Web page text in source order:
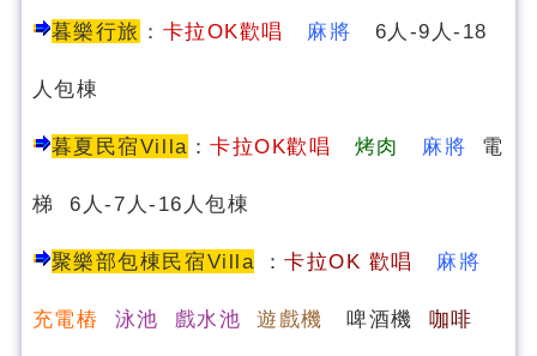
暮樂行旅 ： 卡拉OK歡唱 麻將 6人-9人-18
人包棟
暮夏民宿Villa ：卡拉OK歡唱 烤肉 麻將 電
梯 6人-7人-16人包棟
聚樂部包棟民宿Villa ：卡拉OK 歡唱 麻將
充電樁 泳池 戲水池 遊戲機 啤酒機 咖啡